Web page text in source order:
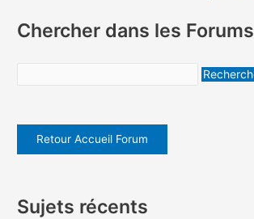
Chercher dans les Forums
Retour Accueil Forum
Sujets récents